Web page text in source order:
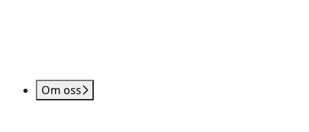
Om oss